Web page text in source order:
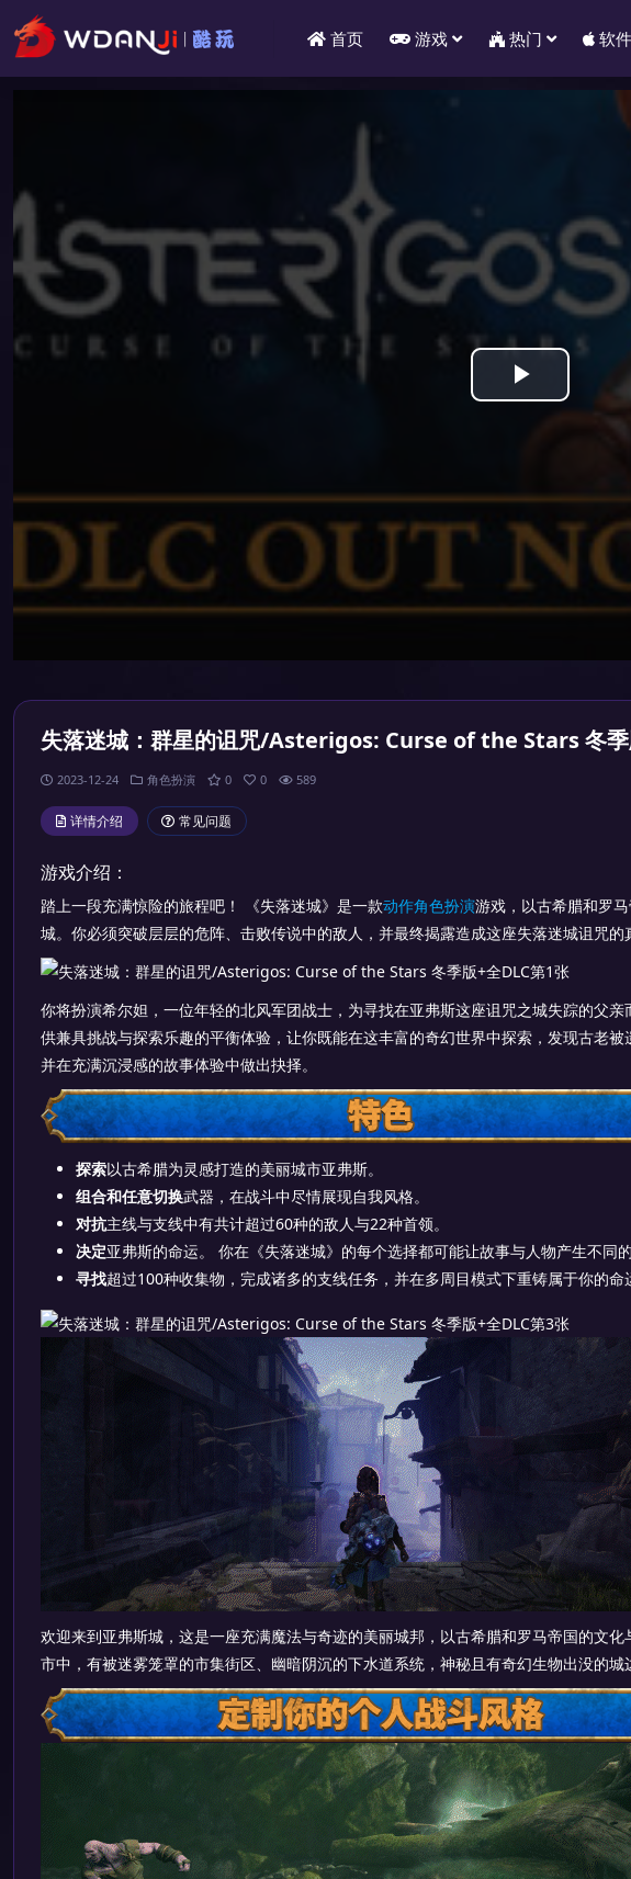
首页 游戏 热门 软件
Play
失落迷城：群星的诅咒/Asterigos: Curse of the Stars 冬季
2023-12-24 角色扮演 0 0 589
详情介绍 常见问题
游戏介绍：
踏上一段充满惊险的旅程吧！ 《失落迷城》是一款动作角色扮演游戏，以古希腊和罗
城。你必须突破层层的危阵、击败传说中的敌人，并最终揭露造成这座失落迷城诅咒的
你将扮演希尔妲，一位年轻的北风军团战士，为寻找在亚弗斯这座诅咒之城失踪的父
供兼具挑战与探索乐趣的平衡体验，让你既能在这丰富的奇幻世界中探索，发现古老
并在充满沉浸感的故事体验中做出抉择。
探索以古希腊为灵感打造的美丽城市亚弗斯。
组合和任意切换武器，在战斗中尽情展现自我风格。
对抗主线与支线中有共计超过60种的敌人与22种首领。
决定亚弗斯的命运。 你在《失落迷城》的每个选择都可能让故事与人物产生不同的
寻找超过100种收集物，完成诸多的支线任务，并在多周目模式下重铸属于你的命
欢迎来到亚弗斯城，这是一座充满魔法与奇迹的美丽城邦，以古希腊和罗马帝国的文
市中，有被迷雾笼罩的市集街区、幽暗阴沉的下水道系统，神秘且有奇幻生物出没的城